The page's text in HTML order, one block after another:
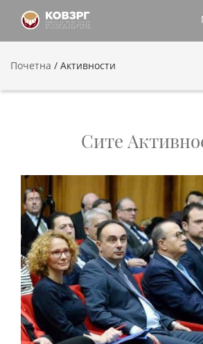
Почетна / Активности
Сите